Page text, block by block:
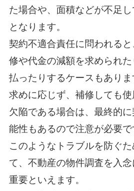
た場合や、面積などが不足
となります。
契約不適合責任に問われる
修や代金の減額を求められ
払ったりするケースもありま
求めに応じず、補修しても
欠陥である場合は、最終的
能性もあるので注意が必要で
このようなトラブルを防ぐ
て、不動産の物件調査を入
重要といえます。